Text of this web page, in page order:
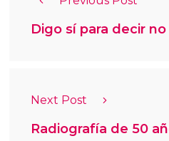
Digo sí para decir no
Next Post
Radiografía de 50